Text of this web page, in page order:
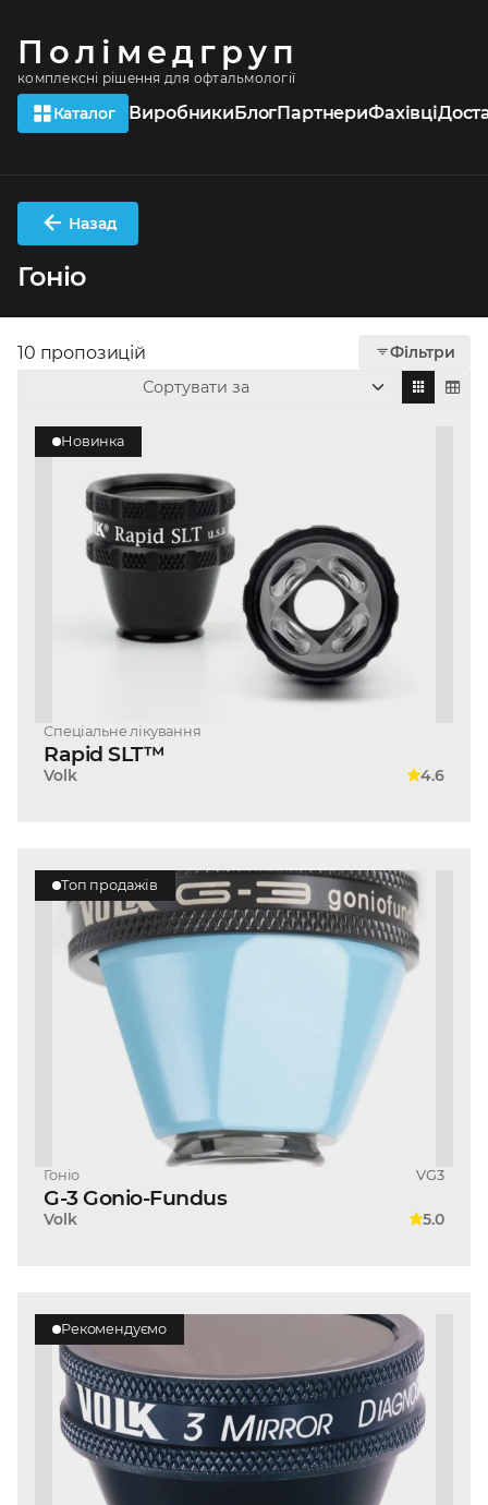
Полімедгруп
комплексні рішення для офтальмології
Каталог ВиробникиБлогПартнериФахівці
Назад
Гоніо
10 пропозицій
Фільтри
Сортувати за
Новинка
Спеціальне лікування
Rapid SLT™
Volk 4.6
Топ продажів
Гоніо VG3
G-3 Gonio-Fundus
Volk 5.0
Рекомендуємо